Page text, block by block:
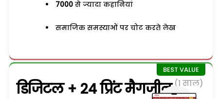
7000 से ज्यादा कहानियां
समाजिक समस्याओं पर चोट करते लेख
डिजिटल + 24 प्रिंट मैगजीन (1 साल)